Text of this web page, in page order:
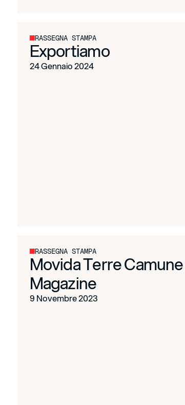
RASSEGNA STAMPA
Exportiamo
24 Gennaio 2024
RASSEGNA STAMPA
Movida Terre Camune
Magazine
9 Novembre 2023